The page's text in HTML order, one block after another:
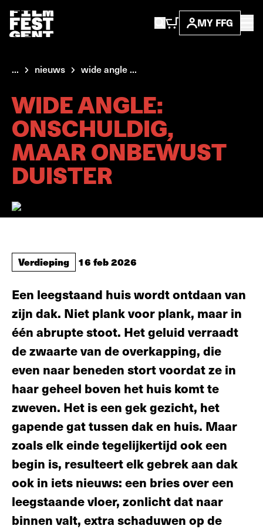
MY FFG
... nieuws wide angle ...
WIDE ANGLE:
ONSCHULDIG,
MAAR ONBEWUST
DUISTER
Verdieping 16 feb 2026
Een leegstaand huis wordt ontdaan van
zijn dak. Niet plank voor plank, maar in
één abrupte stoot. Het geluid verraadt
de zwaarte van de overkapping, die
even naar beneden stort voordat ze in
haar geheel boven het huis komt te
zweven. Het is een gek gezicht, het
gapende gat tussen dak en huis. Maar
zoals elk einde tegelijkertijd ook een
begin is, resulteert elk gebrek aan dak
ook in iets nieuws: een bries over een
leegstaande vloer, zonlicht dat naar
binnen valt, extra schaduwen op de